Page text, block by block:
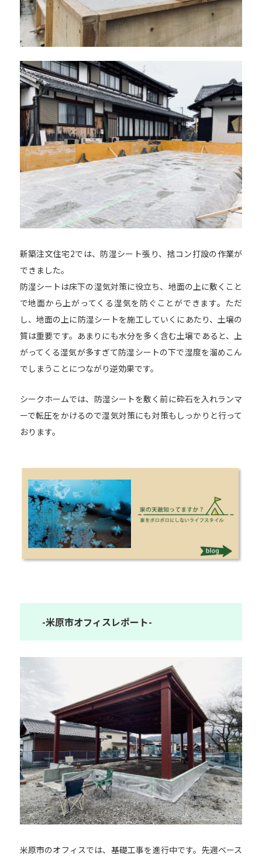
新築注文住宅2では、防湿シート張り、捨コン打設の作業が
できました。
防湿シートは床下の湿気対策に役立ち、地面の上に敷くこと
で地面から上がってくる湿気を防ぐことができます。ただ
し、地面の上に防湿シートを施工していくにあたり、土壌の
質は重要です。あまりにも水分を多く含む土壌であると、上
がってくる湿気が多すぎて防湿シートの下で湿度を溜めこん
でしまうことにつながり逆効果です。
シークホームでは、防湿シートを敷く前に砕石を入れランマ
ーで転圧をかけるので湿気対策にも対策もしっかりと行って
おります。
-米原市オフィスレポート-
米原市のオフィスでは、基礎工事を進行中です。先週ベース